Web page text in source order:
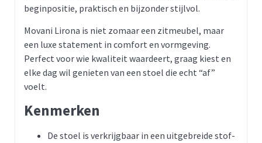
beginpositie, praktisch en bijzonder stijlvol.
Movani Lirona is niet zomaar een zitmeubel, maar
een luxe statement in comfort en vormgeving.
Perfect voor wie kwaliteit waardeert, graag kiest en
elke dag wil genieten van een stoel die echt “af”
voelt.
Kenmerken
De stoel is verkrijgbaar in een uitgebreide stof-